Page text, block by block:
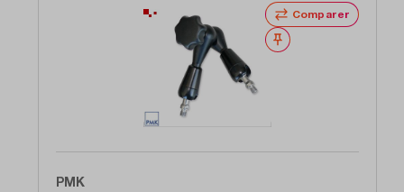
Comparer
Noter
PMK